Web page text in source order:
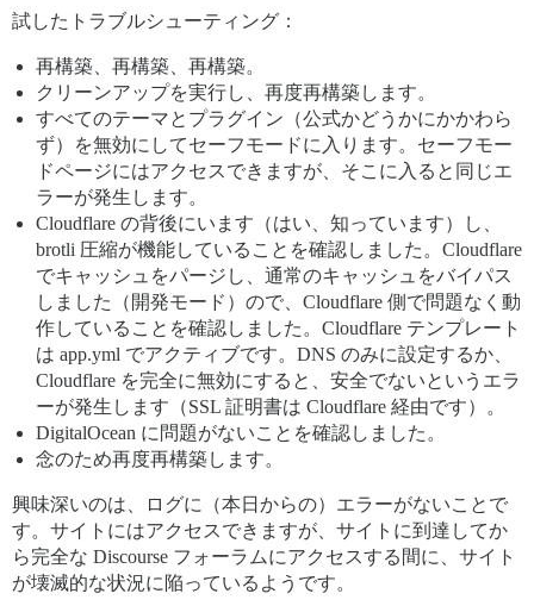
試したトラブルシューティング：
再構築、再構築、再構築。
クリーンアップを実行し、再度再構築します。
すべてのテーマとプラグイン（公式かどうかにかかわら
ず）を無効にしてセーフモードに入ります。セーフモー
ドページにはアクセスできますが、そこに入ると同じエ
ラーが発生します。
Cloudflare の背後にいます（はい、知っています）し、
brotli 圧縮が機能していることを確認しました。Cloudflare
でキャッシュをパージし、通常のキャッシュをバイパス
しました（開発モード）ので、Cloudflare 側で問題なく動
作していることを確認しました。Cloudflare テンプレート
は app.yml でアクティブです。DNS のみに設定するか、
Cloudflare を完全に無効にすると、安全でないというエラ
ーが発生します（SSL 証明書は Cloudflare 経由です）。
DigitalOcean に問題がないことを確認しました。
念のため再度再構築します。
興味深いのは、ログに（本日からの）エラーがないことで
す。サイトにはアクセスできますが、サイトに到達してか
ら完全な Discourse フォーラムにアクセスする間に、サイト
が壊滅的な状況に陥っているようです。